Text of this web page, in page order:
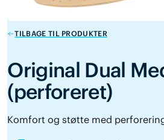
TILBAGE TIL PRODUKTER
Original Dual
(perforeret)
Komfort og støtte med